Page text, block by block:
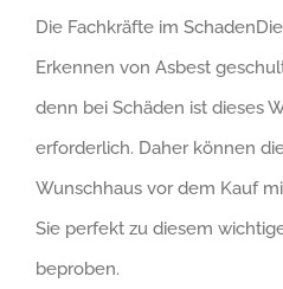
Die Fachkräfte im
Erkennen von Asbest
denn bei Schäden ist dieses
erforderlich. Daher können
Wunschhaus vor dem Kauf
Sie perfekt zu diesem
beproben.